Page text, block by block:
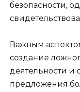
безопасности,
Важным
создание
деятельности и
предложения